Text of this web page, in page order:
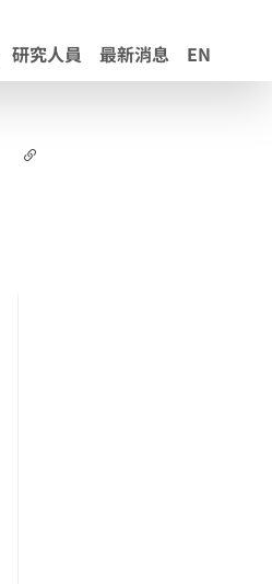
研究人員 最新消息 EN
Facebook